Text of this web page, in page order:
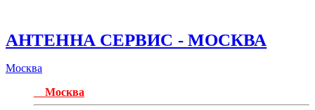
АНТЕННА СЕРВИС - МОСКВА
Москва
Москва